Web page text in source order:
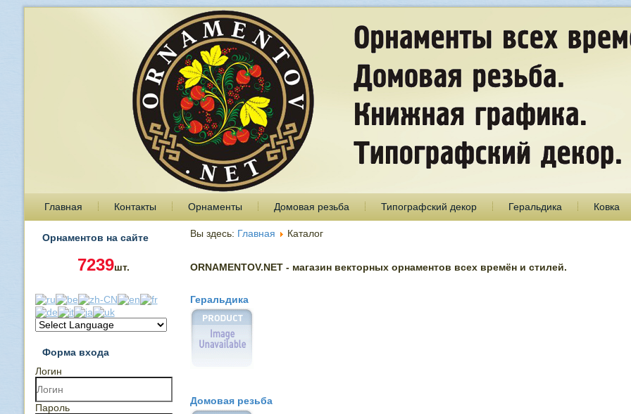
Главная Контакты Орнаменты Домовая резьба Типографский декор Геральдика Ковка
Орнаментов на сайте
7239шт.
Форма входа
Логин
Пароль
Вы здесь: Главная Каталог
ORNAMENTOV.NET - магазин векторных орнаментов всех времён и стилей.
Геральдика
Домовая резьба